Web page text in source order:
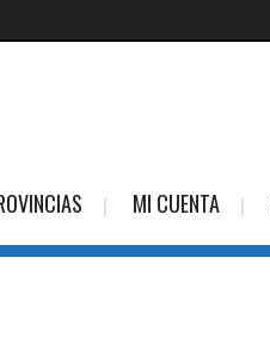
MI CUENTA